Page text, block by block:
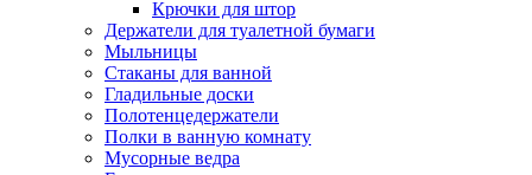
Крючки для штор
Держатели для туалетной бумаги
Мыльницы
Стаканы для ванной
Гладильные доски
Полотенцедержатели
Полки в ванную комнату
Мусорные ведра